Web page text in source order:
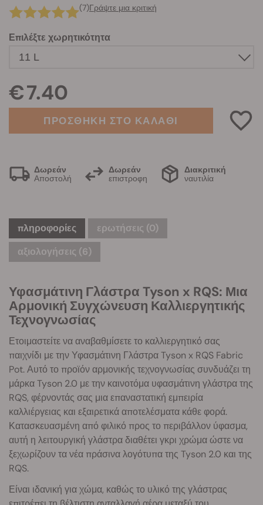
(7)Γράψτε μια κριτική
Επιλέξτε χωρητικότητα
€ 7.40
ΠΡΟΣΘΗΚΗ ΣΤΟ ΚΑΛΑΘΙ
Δωρεάν
Αποστολή
Δωρεάν
επιστροφη
Διακριτική
ναυτιλία
πληροφορίες ερωτήσεις (0)
αξιολογήσεις (6)
Υφασμάτινη Γλάστρα Tyson x RQS: Μια
Αρμονική Συγχώνευση Καλλιεργητικής
Τεχνογνωσίας
Ετοιμαστείτε να αναβαθμίσετε το καλλιεργητικό σας
παιχνίδι με την Υφασμάτινη Γλάστρα Tyson x RQS Fabric
Pot. Αυτό το προϊόν αρμονικής τεχνογνωσίας συνδυάζει τη
μάρκα Tyson 2.0 με την καινοτόμα υφασμάτινη γλάστρα της
RQS, φέρνοντάς σας μια επαναστατική εμπειρία
καλλιέργειας και εξαιρετικά αποτελέσματα κάθε φορά.
Κατασκευασμένη από φιλικό προς το περιβάλλον ύφασμα,
αυτή η λειτουργική γλάστρα διαθέτει γκρι χρώμα ώστε να
ξεχωρίζουν τα νέα πράσινα λογότυπα της Tyson 2.0 και της
RQS.
Είναι ιδανική για χώμα, καθώς το υλικό της γλάστρας